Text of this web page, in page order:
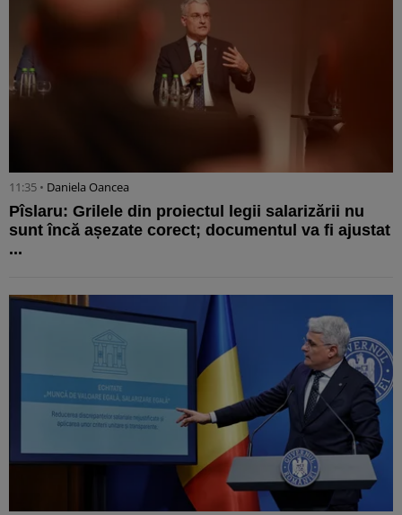
11:35 • Daniela Oancea
Pîslaru: Grilele din proiectul legii salarizării nu
sunt încă așezate corect; documentul va fi ajustat
...